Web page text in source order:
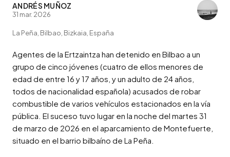
ANDRÉS MUÑOZ
31 mar. 2026
La Peña, Bilbao, Bizkaia, España
Agentes de la Ertzaintza han detenido en Bilbao a un
grupo de cinco jóvenes (cuatro de ellos menores de
edad de entre 16 y 17 años, y un adulto de 24 años,
todos de nacionalidad española) acusados de robar
combustible de varios vehículos estacionados en la vía
pública. El suceso tuvo lugar en la noche del martes 31
de marzo de 2026 en el aparcamiento de Montefuerte,
situado en el barrio bilbaíno de La Peña.